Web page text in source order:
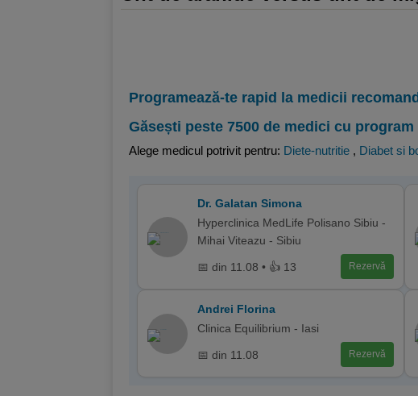
Programează-te rapid la medicii
Găsești peste 7500 de medici cu program
Alege medicul potrivit pentru: Diete-nutritie , Diabet si
Dr. Galatan Simona
Hyperclinica MedLife Polisano Sibiu -
Mihai Viteazu - Sibiu
📅 din 11.08 • 👍 13 Rezervă
Andrei Florina
Clinica Equilibrium - Iasi
📅 din 11.08 Rezervă